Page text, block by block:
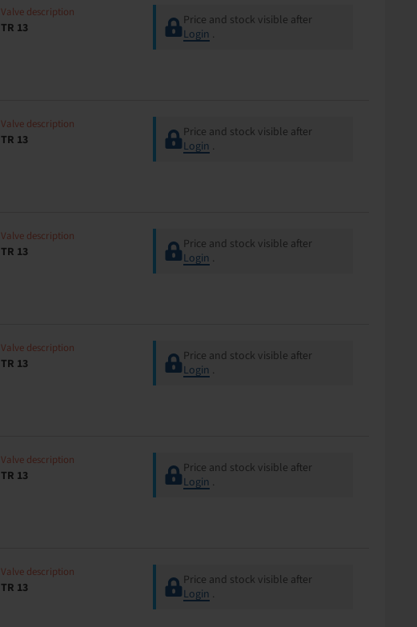
Valve description
TR 13
Price and stock visible after
Login .
Valve description
TR 13
Price and stock visible after
Login .
Valve description
TR 13
Price and stock visible after
Login .
Valve description
TR 13
Price and stock visible after
Login .
Valve description
TR 13
Price and stock visible after
Login .
Valve description
TR 13
Price and stock visible after
Login .